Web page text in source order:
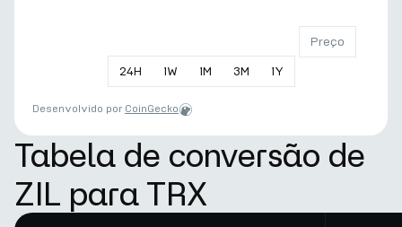
24H 1W 1M 3M 1Y
Preço
Desenvolvido por CoinGecko
Tabela de conversão de
ZIL para TRX